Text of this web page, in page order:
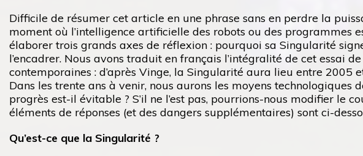
Difficile de résumer cet article en une phrase sans en perdre la
moment où l’intelligence artificielle des robots ou des programmes
élaborer trois grands axes de réflexion : pourquoi sa Singularité
l’encadrer. Nous avons traduit en français l’intégralité de cet essai
contemporaines : d’après Vinge, la Singularité aura lieu entre
Dans les trente ans à venir, nous aurons les moyens
progrès est-il évitable ? S’il ne l’est pas, pourrions-nous modifier le
éléments de réponses (et des dangers supplémentaires) sont ci-
Qu’est-ce que la Singularité ?